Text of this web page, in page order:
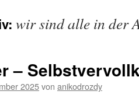
wir sind alle in der
–
2025von anikodrozdy